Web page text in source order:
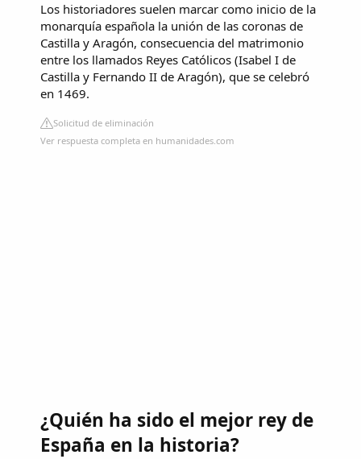
Los historiadores suelen marcar como inicio de la
monarquía española la unión de las coronas de
Castilla y Aragón, consecuencia del matrimonio
entre los llamados Reyes Católicos (Isabel I de
Castilla y Fernando II de Aragón), que se celebró
en 1469.
Solicitud de eliminación
Ver respuesta completa en humanidades.com
¿Quién ha sido el mejor rey de
España en la historia?